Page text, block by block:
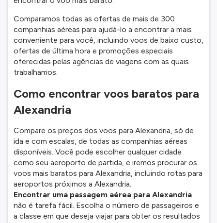
Comparamos todas as ofertas de mais de 300
companhias aéreas para ajudá-lo a encontrar a mais
conveniente para você, incluindo voos de baixo custo,
ofertas de última hora e promoções especiais
oferecidas pelas agências de viagens com as quais
trabalhamos.
Como encontrar voos baratos para
Alexandria
Compare os preços dos voos para Alexandria, só de
ida e com escalas, de todas as companhias aéreas
disponíveis. Você pode escolher qualquer cidade
como seu aeroporto de partida, e iremos procurar os
voos mais baratos para Alexandria, incluindo rotas para
aeroportos próximos a Alexandria.
Encontrar uma passagem aérea para Alexandria
não é tarefa fácil. Escolha o número de passageiros e
a classe em que deseja viajar para obter os resultados